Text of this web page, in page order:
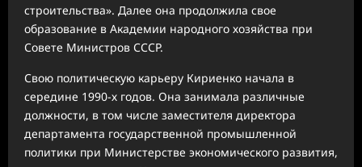
строительства». Далее она продолжила свое
образование в Академии народного хозяйства при
Совете Министров СССР.
Свою политическую карьеру Кириенко начала в
середине 1990-х годов. Она занимала различные
должности, в том числе заместителя директора
департамента государственной промышленной
политики при Министерстве экономического развития,